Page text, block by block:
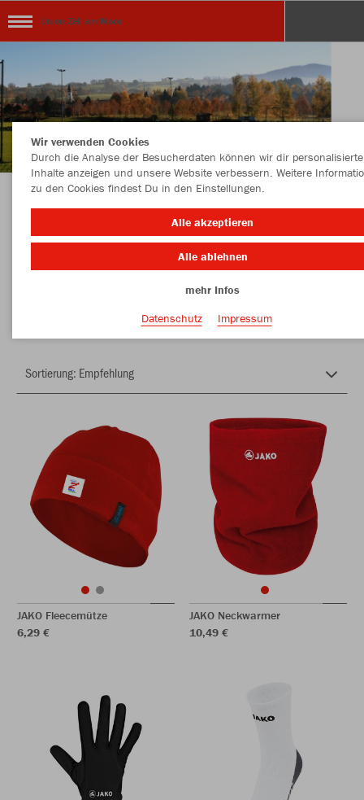
Union Zell am Moos
KOLLEKTION UNION RAIFFEISEN ZELL AM
MOOS
JAKO Fleecemütze
6,29 €
JAKO Neckwarmer
10,49 €
Wir verwenden Cookies
Durch die Analyse der Besucherdaten können wir dir personalisierte
Inhalte anzeigen und unsere Website verbessern. Weitere
zu den Cookies findest Du in den Einstellungen.
Alle akzeptieren
Alle ablehnen
mehr Infos
Datenschutz
Impressum